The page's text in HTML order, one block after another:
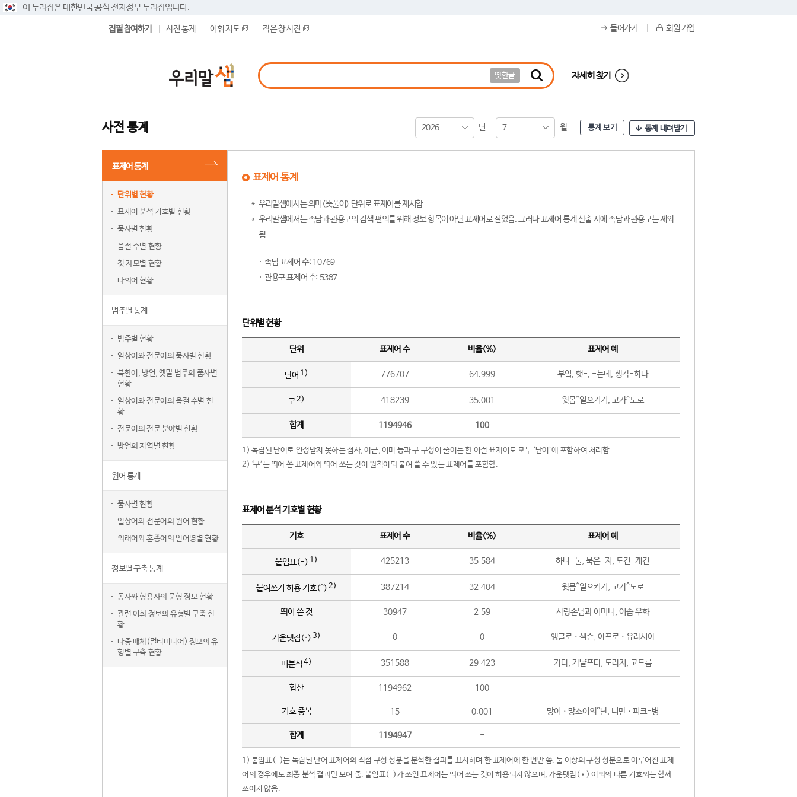
이 누리집은 대한민국 공식 전자정부 누리집입니다.
집필 참여하기 사전 통계 어휘 지도 작은 창 사전 들어가기 회원 가입
옛한글 자세히 찾기
사전 통계 2026 년 7 월 통계 보기 통계 내려받기
표제어 통계
단위별 현황
표제어 분석 기호별 현황
품사별 현황
음절 수별 현황
첫 자모별 현황
다의어 현황
범주별 통계
범주별 현황
일상어와 전문어의 품사별 현황
북한어, 방언, 옛말 범주의 품사별
현황
일상어와 전문어의 음절 수별 현
황
전문어의 전문 분야별 현황
방언의 지역별 현황
원어 통계
품사별 현황
일상어와 전문어의 원어 현황
외래어와 혼종어의 언어명별 현황
정보별 구축 통계
동사와 형용사의 문형 정보 현황
관련 어휘 정보의 유형별 구축 현
황
다중 매체(멀티미디어) 정보의 유
형별 구축 현황
표제어 통계
우리말샘에서는 의미(뜻풀이) 단위로 표제어를 제시함.
우리말샘에서는 속담과 관용구의 검색 편의를 위해 정보 항목이 아닌 표제어로 실었음. 그러나 표제어 통계 산출 시에 속담과 관용구는 제외
됨.
속담 표제어 수: 10769
관용구 표제어 수: 5387
단위별 현황
단위 표제어 수 비율(%) 표제어 예
단어 1) 776707 64.999 부엌, 햇-, -는데, 생각-하다
구2) 418239 35.001 윗몸^일으키기, 고가^도로
합계 1194946 100
1) 독립된 단어로 인정받지 못하는 접사, 어근, 어미 등과 구 구성이 줄어든 한 어절 표제어도 모두 ‘단어’에 포함하여 처리함.
2) ‘구’는 띄어 쓴 표제어와 띄어 쓰는 것이 원칙이되 붙여 쓸 수 있는 표제어를 포함함.
표제어 분석 기호별 현황
기호 표제어 수 비율(%) 표제어 예
붙임표(-) 1) 425213 35.584 하나-둘, 묵은-지, 도긴-개긴
붙여쓰기 허용 기호(^) 2) 387214 32.404 윗몸^일으키기, 고가^도로
띄어 쓴 것 30947 2.59 사랑손님과 어머니, 이솝 우화
가운뎃점(·) 3) 0 0 앵글로ㆍ색슨, 아프로ㆍ유라시아
미분석 4) 351588 29.423 가다, 가냘프다, 도라지, 고드름
합산 1194962 100
기호 중복 15 0.001 망이ㆍ망소이의^난, 니만ㆍ피크-병
합계 1194947 -
1) 붙임표(-)는 독립된 단어 표제어의 직접 구성 성분을 분석한 결과를 표시하며 한 표제어에 한 번만 씀. 둘 이상의 구성 성분으로 이루어진 표제
어의 경우에도 최종 분석 결과만 보여 줌. 붙임표(-)가 쓰인 표제어는 띄어 쓰는 것이 허용되지 않으며, 가운뎃점(•) 이외의 다른 기호와는 함께
쓰이지 않음.